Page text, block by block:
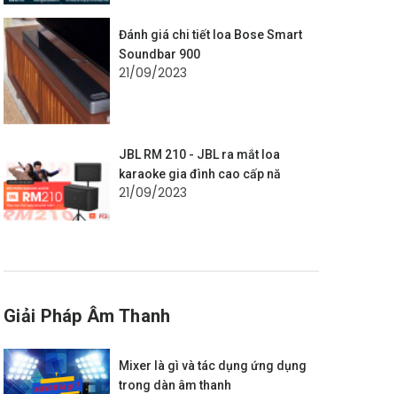
Đánh giá chi tiết loa Bose Smart
Soundbar 900
21/09/2023
JBL RM 210 - JBL ra mắt loa
karaoke gia đình cao cấp nă
21/09/2023
Giải Pháp Âm Thanh
Mixer là gì và tác dụng ứng dụng
trong dàn âm thanh